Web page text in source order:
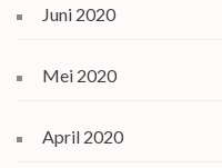
Juni 2020
Mei 2020
April 2020